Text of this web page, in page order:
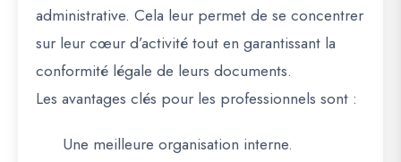
administrative. Cela leur permet de se concentrer
sur leur cœur d’activité tout en garantissant la
conformité légale de leurs documents.
Les avantages clés pour les professionnels sont :
Une meilleure organisation interne.